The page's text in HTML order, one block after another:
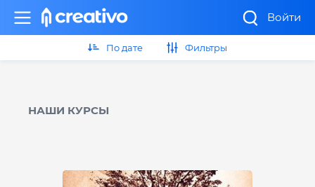
Войти
По дате Фильтры
НАШИ КУРСЫ